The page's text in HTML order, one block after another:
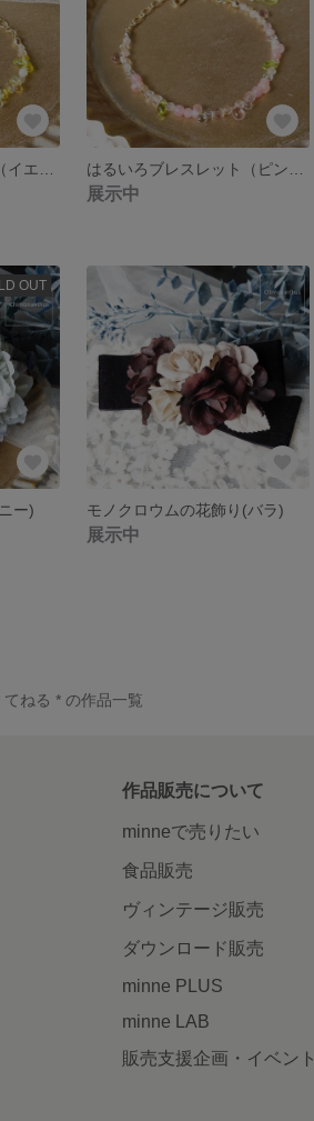
展示中
OUT
ー) モノクロウムの花飾り(バラ)
展示中
ねる * の作品一覧
作品販売について
minneで売りたい
食品販売
ヴィンテージ販売
ダウンロード販売
minne PLUS
minne LAB
販売支援企画・イベント